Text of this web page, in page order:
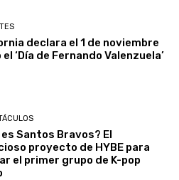
declara el 1 de noviembre
el ‘Día de Fernando Valenzuela’
es Santos Bravos? El
proyecto de HYBE para
el primer grupo de K-pop